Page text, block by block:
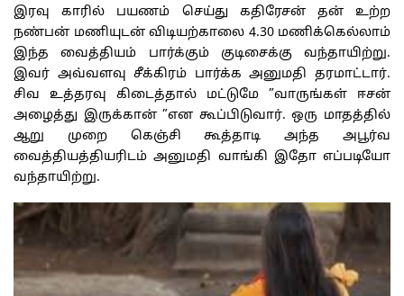
இரவு காரில் பயணம் செய்து கதிரேசன் தன் உற்ற
நண்பன் மணியுடன் விடியற்காலை 4.30 மணிக்கெல்லாம்
இந்த வைத்தியம் பார்க்கும் குடிசைக்கு வந்தாயிற்று.
இவர் அவ்வளவு சீக்கிரம் பார்க்க அனுமதி தரமாட்டார்.
சிவ உத்தரவு கிடைத்தால் மட்டுமே ”வாருங்கள் ஈசன்
அழைத்து இருக்கான் ”என கூப்பிடுவார். ஒரு மாதத்தில்
ஆறு முறை கெஞ்சி கூத்தாடி அந்த அபூர்வ
வைத்தியத்தியரிடம் அனுமதி வாங்கி இதோ எப்படியோ
வந்தாயிற்று.